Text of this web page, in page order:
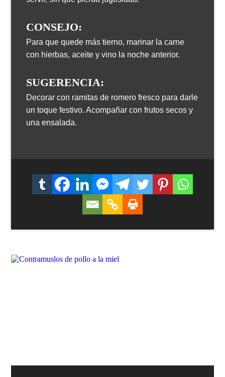
CONSEJO:
Para que quede más tierno, marinar la carne
con hierbas, aceite y vino la noche anterior.
SUGERENCIA:
Decorar con ramitas de romero fresco para darle
un toque festivo. Acompañar con frutos secos y
una ensalada.